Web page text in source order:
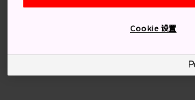
如果乘坐京成線，則需要從京成上野
如果乘坐東京地鐵銀座線或日比穀線
站步行 8 分鐘。
Cookie 设置